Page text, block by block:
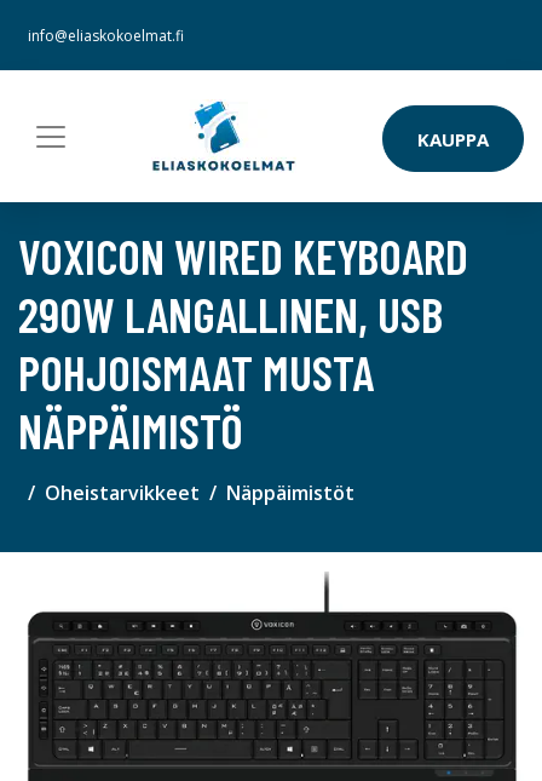
info@eliaskokoelmat.fi
KAUPPA
VOXICON WIRED KEYBOARD
290W LANGALLINEN, USB
POHJOISMAAT MUSTA
NÄPPÄIMISTÖ
Oheistarvikkeet Näppäimistöt